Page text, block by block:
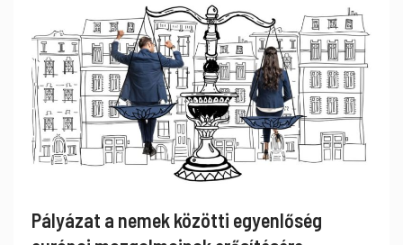
Pályázat a nemek közötti egyenlőség